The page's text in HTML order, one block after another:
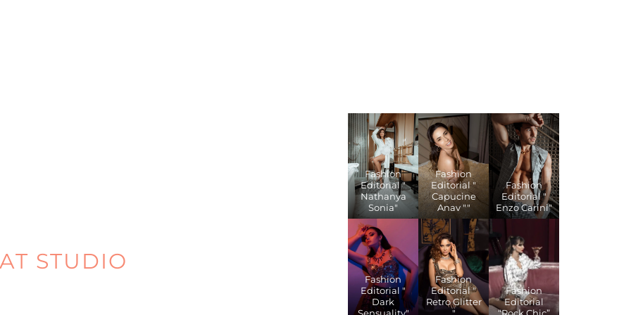
STUDIO
Fashion
Editorial "
Nathanya
Sonia"
Fashion
Editorial "
Capucine
Anav ""
Fashion
Editorial "
Enzo Carini"
Fashion
Editorial "
Dark
Sensuality"
Fashion
Editorial "
Retro Glitter
"
Fashion
Editorial
“Rock Chic”